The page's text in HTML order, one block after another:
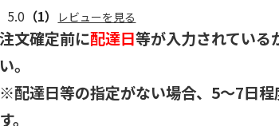
5.0 （1） レビューを見る
注文確定前に配達日等が入力されている
い。
※配達日等の指定がない場合、5～7日程
す。